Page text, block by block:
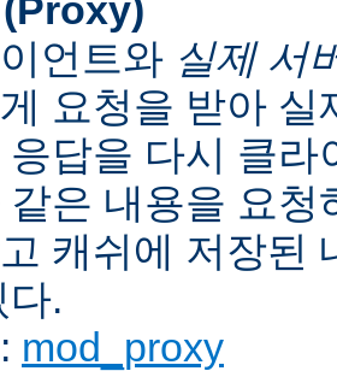
언트와 실제 서
요청을 받아
응답을 다시 클
같은 내용을 요
캐쉬에 저장된
다.
mod_proxy